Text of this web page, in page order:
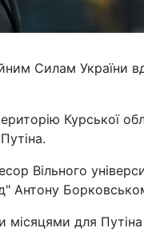
Силам України
Курської
Вільного
Антону
для